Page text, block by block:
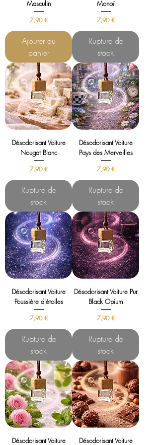
Masculin
Prix
7,90 €
Ajouter au
panier
Monoï
Prix
7,90 €
Rupture de
stock
Désodorisant Voiture
Nougat Blanc
Prix
7,90 €
Rupture de
stock
Désodorisant Voiture
Pays des Merveilles
Prix
7,90 €
Rupture de
stock
Désodorisant Voiture
Poussière d'étoiles
Prix
7,90 €
Rupture de
stock
Désodorisant Voiture Pur
Black Opium
Prix
7,90 €
Rupture de
stock
Désodorisant Voiture
Désodorisant Voiture